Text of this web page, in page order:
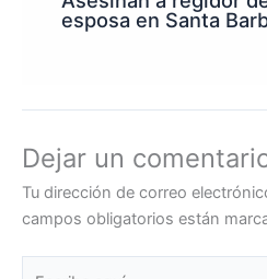
esposa en Santa
Dejar un
Tu dirección de correo
campos obligatorios están